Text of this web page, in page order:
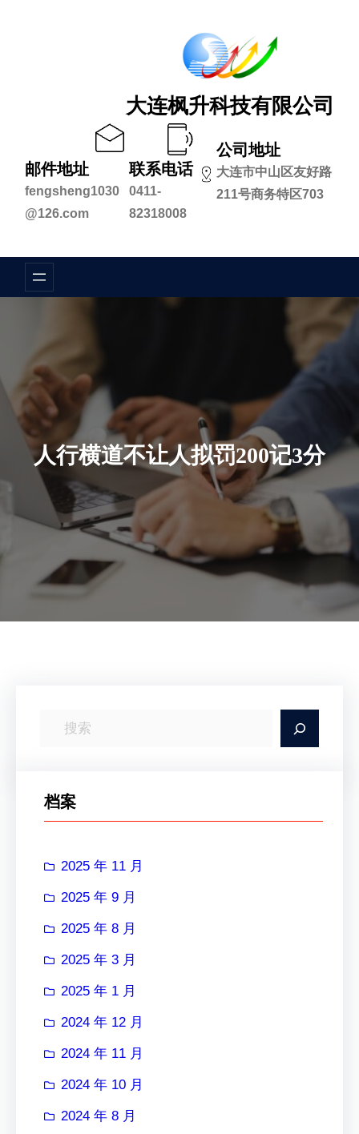
大连枫升科技有限公司
邮件地址
fengsheng1030
@126.com
联系电话
0411-
82318008
公司地址
大连市中山区友好路
211号商务特区703
人行横道不让人拟罚200记3分
档案
2025 年 11 月
2025 年 9 月
2025 年 8 月
2025 年 3 月
2025 年 1 月
2024 年 12 月
2024 年 11 月
2024 年 10 月
2024 年 8 月